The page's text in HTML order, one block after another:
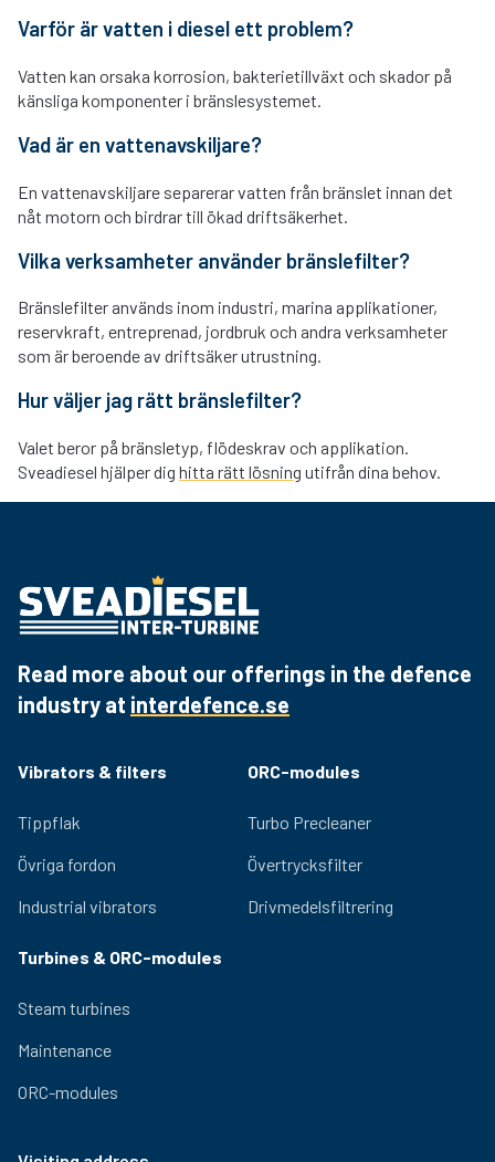
Varför är vatten i diesel ett problem?
Vatten kan orsaka korrosion, bakterietillväxt och skador på
känsliga komponenter i bränslesystemet.
Vad är en vattenavskiljare?
En vattenavskiljare separerar vatten från bränslet innan det
nåt motorn och birdrar till ökad driftsäkerhet.
Vilka verksamheter använder bränslefilter?
Bränslefilter används inom industri, marina applikationer,
reservkraft, entreprenad, jordbruk och andra verksamheter
som är beroende av driftsäker utrustning.
Hur väljer jag rätt bränslefilter?
Valet beror på bränsletyp, flödeskrav och applikation.
Sveadiesel hjälper dig hitta rätt lösning utifrån dina behov.
Read more about our offerings in the defence
industry at interdefence.se
Vibrators & filters
Tippflak
Övriga fordon
Industrial vibrators
ORC-modules
Turbo Precleaner
Övertrycksfilter
Drivmedelsfiltrering
Turbines & ORC-modules
Steam turbines
Maintenance
ORC-modules